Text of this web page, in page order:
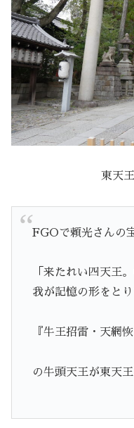
東天
FGOで頼光さんの
「来たれい四天王
我が記憶の形をと
『牛王招雷・天網恢
の牛頭天王が東天